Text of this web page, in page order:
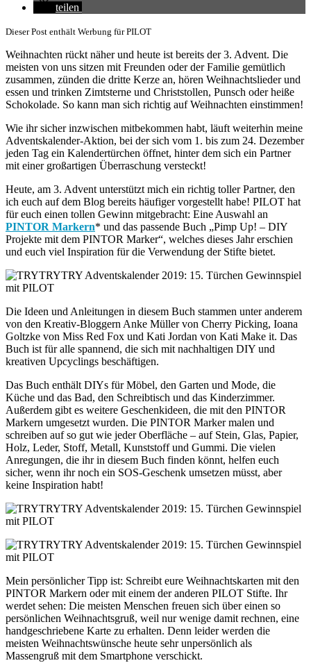
teilen
Dieser Post enthält Werbung für PILOT
Weihnachten rückt näher und heute ist bereits der 3. Advent. Die
meisten von uns sitzen mit Freunden oder der Familie gemütlich
zusammen, zünden die dritte Kerze an, hören Weihnachtslieder und
essen und trinken Zimtsterne und Christstollen, Punsch oder heiße
Schokolade. So kann man sich richtig auf Weihnachten einstimmen!
Wie ihr sicher inzwischen mitbekommen habt, läuft weiterhin meine
Adventskalender-Aktion, bei der sich vom 1. bis zum 24. Dezember
jeden Tag ein Kalendertürchen öffnet, hinter dem sich ein Partner
mit einer großartigen Überraschung versteckt!
Heute, am 3. Advent unterstützt mich ein richtig toller Partner, den
ich euch auf dem Blog bereits häufiger vorgestellt habe! PILOT hat
für euch einen tollen Gewinn mitgebracht: Eine Auswahl an
PINTOR Markern* und das passende Buch „Pimp Up! – DIY
Projekte mit dem PINTOR Marker“, welches dieses Jahr erschien
und euch viel Inspiration für die Verwendung der Stifte bietet.
Die Ideen und Anleitungen in diesem Buch stammen unter anderem
von den Kreativ-Bloggern Anke Müller von Cherry Picking, Ioana
Goltzke von Miss Red Fox und Kati Jordan von Kati Make it. Das
Buch ist für alle spannend, die sich mit nachhaltigen DIY und
kreativen Upcyclings beschäftigen.
Das Buch enthält DIYs für Möbel, den Garten und Mode, die
Küche und das Bad, den Schreibtisch und das Kinderzimmer.
Außerdem gibt es weitere Geschenkideen, die mit den PINTOR
Markern umgesetzt wurden. Die PINTOR Marker malen und
schreiben auf so gut wie jeder Oberfläche – auf Stein, Glas, Papier,
Holz, Leder, Stoff, Metall, Kunststoff und Gummi. Die vielen
Anregungen, die ihr in diesem Buch finden könnt, helfen euch
sicher, wenn ihr noch ein SOS-Geschenk umsetzen müsst, aber
keine Inspiration habt!
Mein persönlicher Tipp ist: Schreibt eure Weihnachtskarten mit den
PINTOR Markern oder mit einem der anderen PILOT Stifte. Ihr
werdet sehen: Die meisten Menschen freuen sich über einen so
persönlichen Weihnachtsgruß, weil nur wenige damit rechnen, eine
handgeschriebene Karte zu erhalten. Denn leider werden die
meisten Weihnachtswünsche heute sehr unpersönlich als
Massengruß mit dem Smartphone verschickt.